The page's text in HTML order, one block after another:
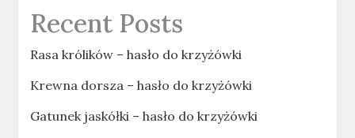
Recent Posts
Rasa królików – hasło do krzyżówki
Krewna dorsza – hasło do krzyżówki
Gatunek jaskółki – hasło do krzyżówki